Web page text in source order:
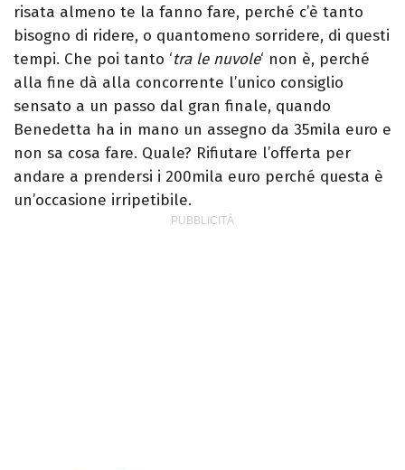
risata almeno te la fanno fare, perché c’è tanto
bisogno di ridere, o quantomeno sorridere, di questi
tempi. Che poi tanto ‘tra le nuvole‘ non è, perché
alla fine dà alla concorrente l’unico consiglio
sensato a un passo dal gran finale, quando
Benedetta ha in mano un assegno da 35mila euro e
non sa cosa fare. Quale? Rifiutare l’offerta per
andare a prendersi i 200mila euro perché questa è
un’occasione irripetibile.